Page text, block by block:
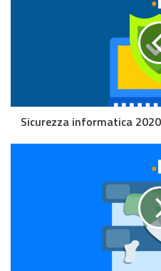
Sicurezza informatica